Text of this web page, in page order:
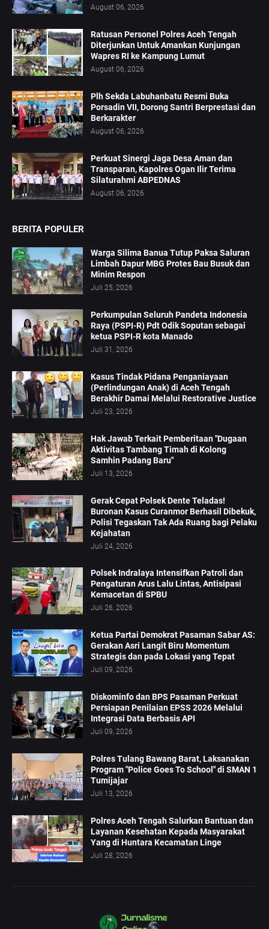
August 06, 2026
Ratusan Personel Polres Aceh Tengah
Diterjunkan Untuk Amankan Kunjungan
Wapres RI ke Kampung Lumut
August 06, 2026
Plh Sekda Labuhanbatu Resmi Buka
Porsadin VII, Dorong Santri Berprestasi dan
Berkarakter
August 06, 2026
Perkuat Sinergi Jaga Desa Aman dan
Transparan, Kapolres Ogan Ilir Terima
Silaturahmi ABPEDNAS
August 06, 2026
BERITA POPULER
Warga Silima Banua Tutup Paksa Saluran
Limbah Dapur MBG Protes Bau Busuk dan
Minim Respon
Juli 25, 2026
Perkumpulan Seluruh Pandeta Indonesia
Raya (PSPI-R) Pdt Odik Soputan sebagai
ketua PSPI-R kota Manado
Juli 31, 2026
Kasus Tindak Pidana Penganiayaan
(Perlindungan Anak) di Aceh Tengah
Berakhir Damai Melalui Restorative Justice
Juli 23, 2026
Hak Jawab Terkait Pemberitaan "Dugaan
Aktivitas Tambang Timah di Kolong
Samhin Padang Baru"
Juli 13, 2026
Gerak Cepat Polsek Dente Teladas!
Buronan Kasus Curanmor Berhasil Dibekuk,
Polisi Tegaskan Tak Ada Ruang bagi Pelaku
Kejahatan
Juli 24, 2026
Polsek Indralaya Intensifkan Patroli dan
Pengaturan Arus Lalu Lintas, Antisipasi
Kemacetan di SPBU
Juli 26, 2026
Ketua Partai Demokrat Pasaman Sabar AS:
Gerakan Asri Langit Biru Momentum
Strategis dan pada Lokasi yang Tepat
Juli 09, 2026
Diskominfo dan BPS Pasaman Perkuat
Persiapan Penilaian EPSS 2026 Melalui
Integrasi Data Berbasis API
Juli 09, 2026
Polres Tulang Bawang Barat, Laksanakan
Program "Police Goes To School" di SMAN 1
Tumijajar
Juli 13, 2026
Polres Aceh Tengah Salurkan Bantuan dan
Layanan Kesehatan Kepada Masyarakat
Yang di Huntara Kecamatan Linge
Juli 28, 2026